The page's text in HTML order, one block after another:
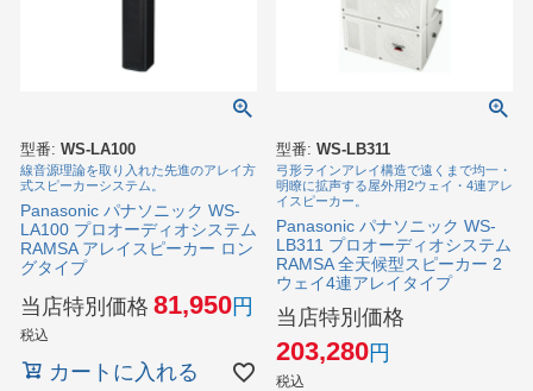
型番: WS-LA100
線音源理論を取り入れた先進のアレイ方
式スピーカーシステム。
Panasonic パナソニック WS-
LA100 プロオーディオシステム
RAMSA アレイスピーカー ロン
グタイプ
当店特別価格 81,950
税込
カートに入れる
型番: WS-LB311
弓形ラインアレイ構造で遠くまで均一・
明瞭に拡声する屋外用2ウェイ・4連アレ
イスピーカー。
Panasonic パナソニック WS-
LB311 プロオーディオシステム
RAMSA 全天候型スピーカー 2
ウェイ4連アレイタイプ
当店特別価格
203,280
税込